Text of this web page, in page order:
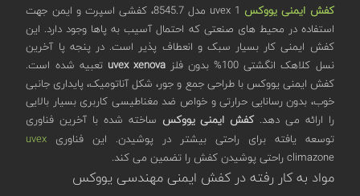
کفش ایمنی یووکس
uvex 1 مدل 8545.7، کفشی اسپرت و ایمن جهت
استفاده در محیط های صنعتی که احتمال آسیب به پاها وجود دارد. این
کفش ایمنی کار بسیار سبک و انعطاف پذیر است. در پنجه پا آخرین
نسل کلاهک انگشتی 100% بدون فلز
uvex xenova
تعبیه شده است.
کفش ایمنی یووکس با طراحی جمع و جور، شکل آناتومیک، پایداری جانبی
خوب، بدون رسانایی حرارتی و خواص ضد مغناطیسی کاربری بسیار بالایی
را ارائه می دهد. کفش ایمنی یووکس ساخته شده با آخرین فناوری
توسعه یافته برای راحتی بیشتر در پوشیدن. این فناوری uvex
climazone راحتی پوشیدن کفش را تضمین می کند.
مواد به کار رفته در کفش ایمنی مهندسی یووکس